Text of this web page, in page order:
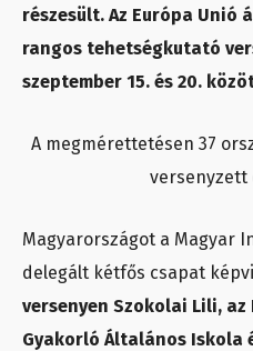
részesült. Az Európa Unió
rangos tehetségkutató
szeptember 15. és 20.
A megmérettetésen 37
versenyzett
Magyarországot a Magyar
delegált kétfős csapat
versenyen Szokolai Lili, az
Gyakorló Általános Iskola